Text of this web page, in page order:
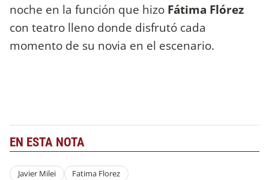
noche en la función que hizo Fátima Flórez
con teatro lleno donde disfrutó cada
momento de su novia en el escenario.
EN ESTA NOTA
Javier Milei Fatima Florez